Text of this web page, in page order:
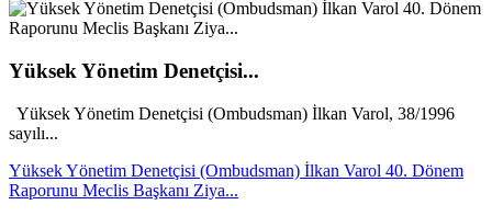
Yüksek Yönetim Denetçisi...
Yüksek Yönetim Denetçisi (Ombudsman) İlkan Varol, 38/1996
sayılı...
Yüksek Yönetim Denetçisi (Ombudsman) İlkan Varol 40. Dönem
Raporunu Meclis Başkanı Ziya...